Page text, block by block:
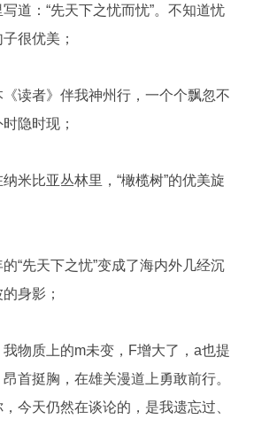
道：“先天下之忧而忧”。不知道忧
很优美；
读者》伴我神州行，一个个飘忽不
隐时现；
米比亚丛林里，“橄榄树”的优美旋
“先天下之忧”变成了海内外几经沉
身影；
物质上的m未变，F增大了，a也提
首挺胸，在雄关漫道上勇敢前行。
今天仍然在谈论的，是我遗忘过、